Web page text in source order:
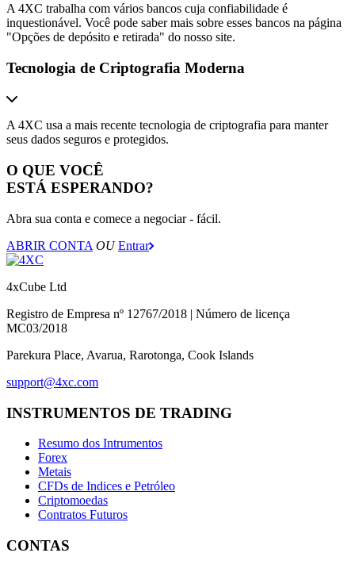
A 4XC trabalha com vários bancos cuja confiabilidade é
inquestionável. Você pode saber mais sobre esses bancos na página
"Opções de depósito e retirada" do nosso site.
Tecnologia de Criptografia Moderna
A 4XC usa a mais recente tecnologia de criptografia para manter
seus dados seguros e protegidos.
O QUE VOCÊ
ESTÁ ESPERANDO?
Abra sua conta e comece a negociar - fácil.
ABRIR CONTA OU Entrar
4xCube Ltd
Registro de Empresa nº 12767/2018 | Número de licença
MC03/2018
Parekura Place, Avarua, Rarotonga, Cook Islands
support@4xc.com
INSTRUMENTOS DE TRADING
Resumo dos Intrumentos
Forex
Metais
CFDs de Indices e Petróleo
Criptomoedas
Contratos Futuros
CONTAS